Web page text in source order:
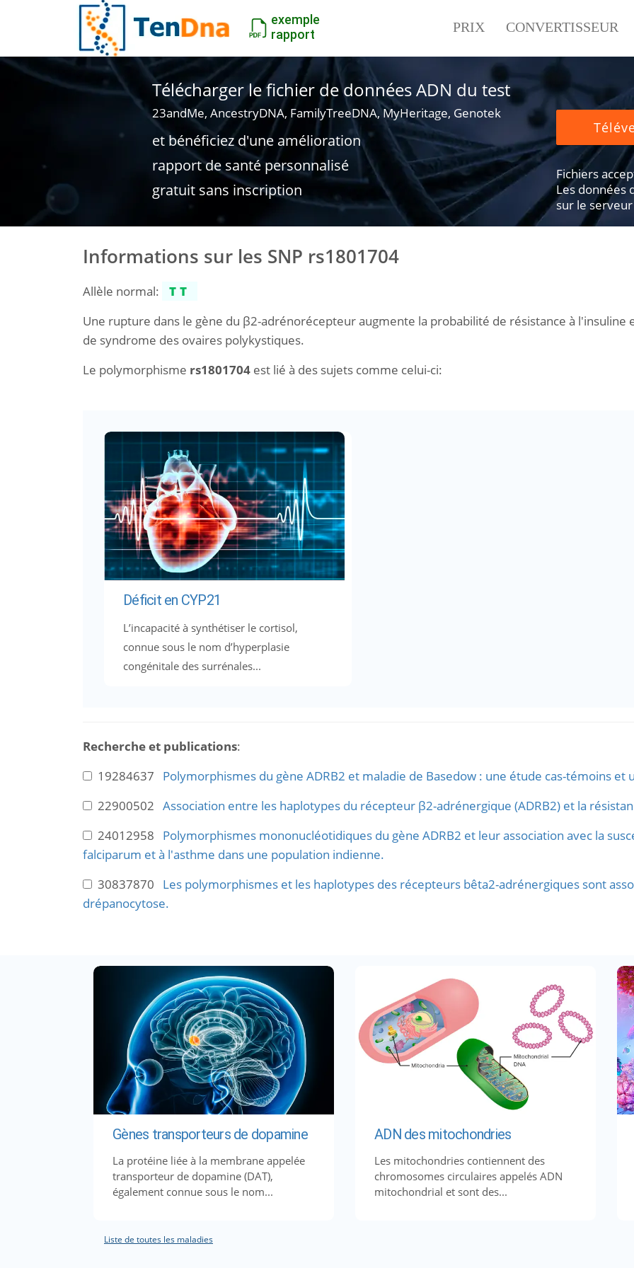
exemple
rapport
PRIX CONVERTISSEUR
Télécharger le fichier de données ADN du test
23andMe, AncestryDNA, FamilyTreeDNA, MyHeritage, Genotek
et bénéficiez d'une amélioration
rapport de santé personnalisé
gratuit sans inscription
Fichiers
Les données
sur le serveur
Informations sur les SNP rs1801704
Allèle normal:
TT
Une rupture dans le gène du β2-adrénorécepteur augmente la probabilité de résistance à l'insuline
de syndrome des ovaires polykystiques.
Le polymorphisme rs1801704 est lié à des sujets comme celui-ci:
Déficit en CYP21
L’incapacité à synthétiser le cortisol,
connue sous le nom d’hyperplasie
congénitale des surrénales...
Recherche et publications:
19284637 Polymorphismes du gène ADRB2 et maladie de Basedow : une étude cas-témoins
22900502 Association entre les haplotypes du récepteur β2-adrénergique (ADRB2) et la
24012958 Polymorphismes mononucléotidiques du gène ADRB2 et leur association avec la
falciparum et à l'asthme dans une population indienne.
30837870 Les polymorphismes et les haplotypes des récepteurs bêta2-adrénergiques sont
drépanocytose.
Gènes transporteurs de dopamine
La protéine liée à la membrane appelée
transporteur de dopamine (DAT),
également connue sous le nom...
ADN des mitochondries
Les mitochondries contiennent des
chromosomes circulaires appelés ADN
mitochondrial et sont des...
Liste de toutes les maladies